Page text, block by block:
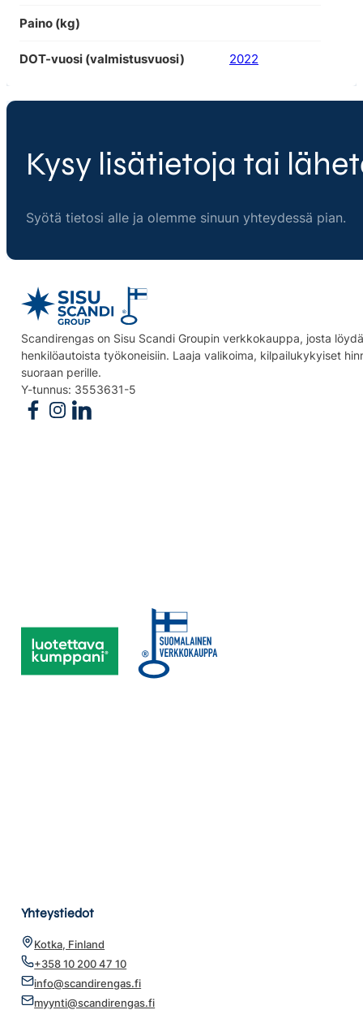
Paino (kg)
DOT-vuosi (valmistusvuosi) 2022
Kysy lisätietoja tai
Syötä tietosi alle ja olemme sinuun yhteydessä pian.
Scandirengas on Sisu Scandi Groupin verkkokauppa, josta
henkilöautoista työkoneisiin. Laaja valikoima, kilpailukykyiset
suoraan perille.
Y-tunnus: 3553631-5
Follow us on Facebook
Follow us on Instagram
Follow us on Linkedin
Yhteystiedot
Kotka, Finland
+358 10 200 47 10
info@scandirengas.fi
myynti@scandirengas.fi